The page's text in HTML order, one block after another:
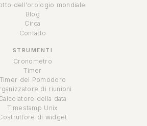
dell'orologio mondiale
Blog
Circa
Contatto
STRUMENTI
Cronometro
Timer
Timer del Pomodoro
di riunioni
della data
Timestamp Unix
di widget